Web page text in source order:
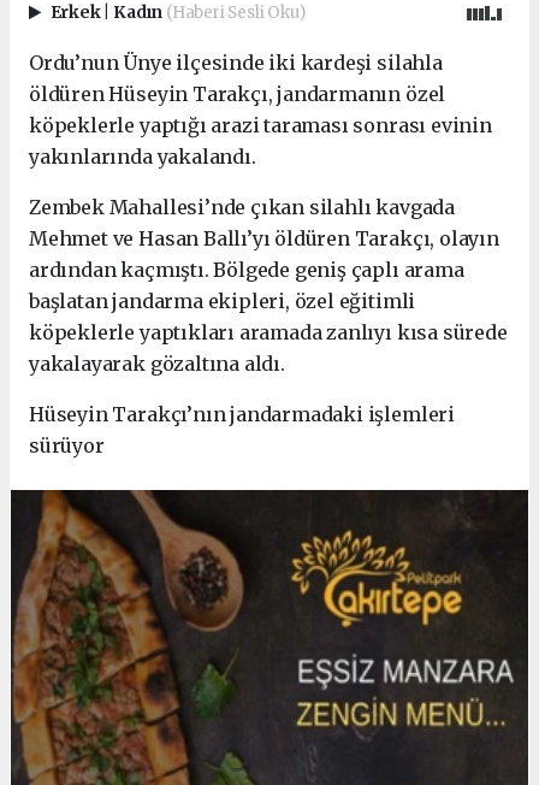
Erkek Kadın (Haberi Sesli Oku)
Ordu’nun Ünye ilçesinde iki kardeşi silahla
öldüren Hüseyin Tarakçı, jandarmanın özel
köpeklerle yaptığı arazi taraması sonrası evinin
yakınlarında yakalandı.
Zembek Mahallesi’nde çıkan silahlı kavgada
Mehmet ve Hasan Ballı’yı öldüren Tarakçı, olayın
ardından kaçmıştı. Bölgede geniş çaplı arama
başlatan jandarma ekipleri, özel eğitimli
köpeklerle yaptıkları aramada zanlıyı kısa sürede
yakalayarak gözaltına aldı.
Hüseyin Tarakçı’nın jandarmadaki işlemleri
sürüyor